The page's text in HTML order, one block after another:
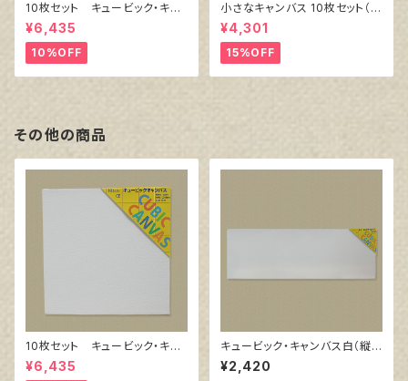
10枚セット キュービック・キャ
ンバス白（縦150㎜×横150㎜×
厚38㎜）
¥6,435
10%OFF
小さなキャンバス 10枚セット（ホ
ワイト塗りキャンバス張り）
¥4,301
15%OFF
その他の商品
10枚セット キュービック・キャ
ンバス白（縦150㎜×横150㎜×
厚38㎜）
¥6,435
キュービック・キャンバス白（縦3
00㎜×横900㎜×厚38㎜）
¥2,420